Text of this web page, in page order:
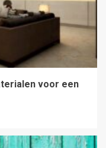
voor een